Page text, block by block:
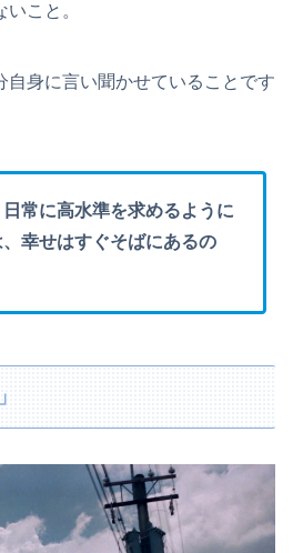
こと。
自身に言い聞かせていることです
常に高水準を求めるように
幸せはすぐそばにあるの